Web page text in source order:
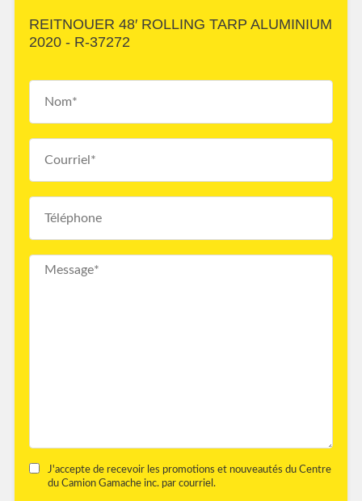
REITNOUER 48′ ROLLING TARP ALUMINIUM
2020 - R-37272
J'accepte de recevoir les promotions et nouveautés du Centre
du Camion Gamache inc. par courriel.